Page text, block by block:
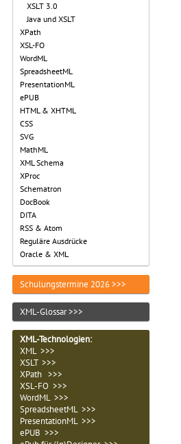
XSLT 3.0
Java und XSLT
XPath
XSL-FO
WordML
SpreadsheetML
PresentationML
ePUB
HTML & XHTML
CSS
SVG
MathML
XML Schema
XProc
Schematron
DocBook
DITA
RSS & Atom
Reguläre Ausdrücke
Oracle & XML
Schulungstermine 2026 >>>
XML-Glossar >>>
XML-Technologien:
XML >>>
XSLT >>>
XPath >>>
XSL-FO >>>
WordML >>>
SpreadsheetML >>>
PresentationML >>>
ePUB >>>